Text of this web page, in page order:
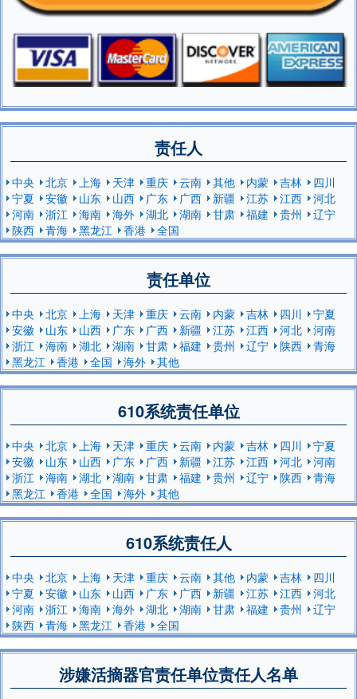
责任人
中央 北京 上海 天津 重庆 云南 其他 内蒙 吉林
四川
宁夏
安徽 山东 山西 广东 广西 新疆 江苏 江西
河北
河南
浙江 海南 海外 湖北 湖南 甘肃 福建 贵州
辽宁
陕西
青海 黑龙江 香港 全国
责任单位
中央 北京 上海 天津 重庆 云南 内蒙 吉林 四川
宁夏
安徽
山东 山西 广东 广西 新疆 江苏 江西 河北
河南
浙江
海南 湖北 湖南 甘肃 福建 贵州 辽宁 陕西
青海
黑龙江
香港 全国 海外 其他
610系统责任单位
中央 北京 上海 天津 重庆 云南 内蒙 吉林 四川
宁夏
安徽
山东 山西 广东 广西 新疆 江苏 江西 河北
河南
浙江
海南 湖北 湖南 甘肃 福建 贵州 辽宁 陕西
青海
黑龙江
香港 全国 海外 其他
610系统责任人
中央 北京 上海 天津 重庆 云南 其他 内蒙 吉林
四川
宁夏
安徽 山东 山西 广东 广西 新疆 江苏 江西
河北
河南
浙江 海南 海外 湖北 湖南 甘肃 福建 贵州
辽宁
陕西
青海 黑龙江 香港 全国
涉嫌活摘器官责任单位责任人名单